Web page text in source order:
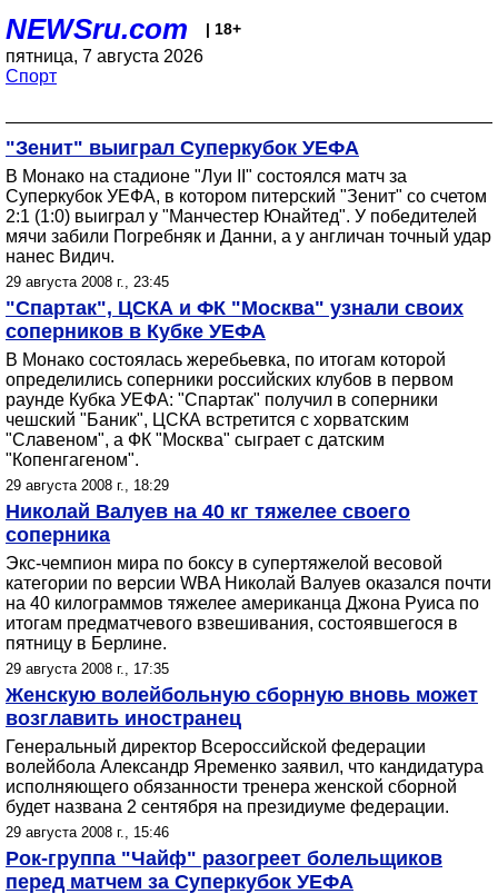
NEWSru.com | 18+
пятница, 7 августа 2026
Спорт
"Зенит" выиграл Суперкубок УЕФА
В Монако на стадионе "Луи II" состоялся матч за
Суперкубок УЕФА, в котором питерский "Зенит" со счетом
2:1 (1:0) выиграл у "Манчестер Юнайтед". У победителей
мячи забили Погребняк и Данни, а у англичан точный удар
нанес Видич.
29 августа 2008 г., 23:45
"Спартак", ЦСКА и ФК "Москва" узнали своих
соперников в Кубке УЕФА
В Монако состоялась жеребьевка, по итогам которой
определились соперники российских клубов в первом
раунде Кубка УЕФА: "Спартак" получил в соперники
чешский "Баник", ЦСКА встретится с хорватским
"Славеном", а ФК "Москва" сыграет с датским
"Копенгагеном".
29 августа 2008 г., 18:29
Николай Валуев на 40 кг тяжелее своего
соперника
Экс-чемпион мира по боксу в супертяжелой весовой
категории по версии WBA Николай Валуев оказался почти
на 40 килограммов тяжелее американца Джона Руиса по
итогам предматчевого взвешивания, состоявшегося в
пятницу в Берлине.
29 августа 2008 г., 17:35
Женскую волейбольную сборную вновь может
возглавить иностранец
Генеральный директор Всероссийской федерации
волейбола Александр Яременко заявил, что кандидатура
исполняющего обязанности тренера женской сборной
будет названа 2 сентября на президиуме федерации.
29 августа 2008 г., 15:46
Рок-группа "Чайф" разогреет болельщиков
перед матчем за Суперкубок УЕФА